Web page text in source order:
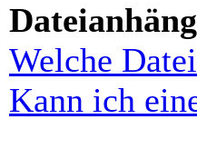
Welche
Kann ich